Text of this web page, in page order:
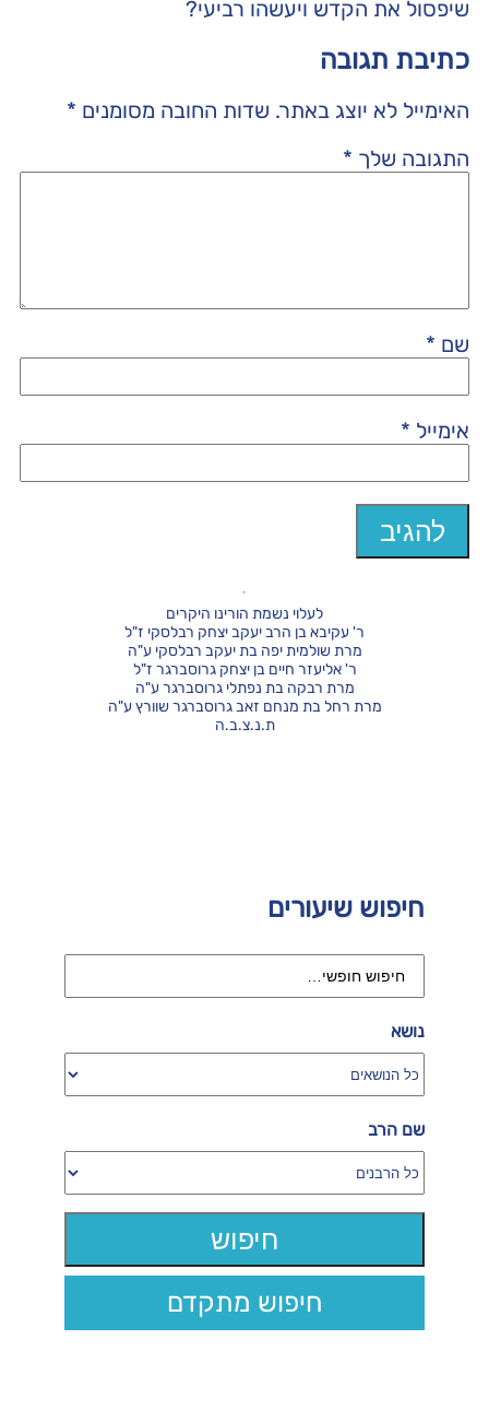
שיפסול את הקדש ויעשהו רביעי?
כתיבת תגובה
האימייל לא יוצג באתר. שדות החובה מסומנים *
התגובה שלך *
שם *
אימייל *
חיפוש שיעורים
נושא
שם הרב
חיפוש מתקדם
לעלוי נשמת הורינו היקרים
ר' עקיבא בן הרב יעקב יצחק רבלסקי ז"ל
מרת שולמית יפה בת יעקב רבלסקי ע"ה
ר' אליעזר חיים בן יצחק גרוסברגר ז"ל
מרת רבקה בת נפתלי גרוסברגר ע"ה
מרת רחל בת מנחם זאב גרוסברגר שוורץ ע"ה
ת.נ.צ.ב.ה